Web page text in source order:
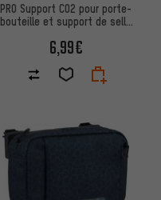
PRO Support CO2 pour porte-
bouteille et support de selle
6,99€